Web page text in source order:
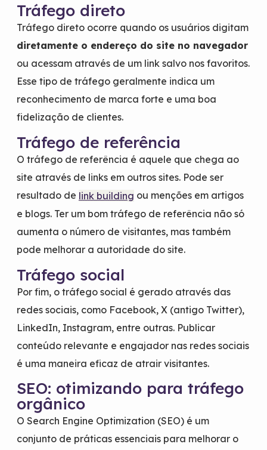
Tráfego direto
Tráfego direto ocorre quando os usuários digitam
diretamente o endereço do site no navegador
ou acessam através de um link salvo nos favoritos.
Esse tipo de tráfego geralmente indica um
reconhecimento de marca forte e uma boa
fidelização de clientes.
Tráfego de referência
O tráfego de referência é aquele que chega ao
site através de links em outros sites. Pode ser
resultado de link building ou menções em artigos
e blogs. Ter um bom tráfego de referência não só
aumenta o número de visitantes, mas também
pode melhorar a autoridade do site.
Tráfego social
Por fim, o tráfego social é gerado através das
redes sociais, como Facebook, X (antigo Twitter),
LinkedIn, Instagram, entre outras. Publicar
conteúdo relevante e engajador nas redes sociais
é uma maneira eficaz de atrair visitantes.
SEO: otimizando para tráfego
orgânico
O Search Engine Optimization (SEO) é um
conjunto de práticas essenciais para melhorar o